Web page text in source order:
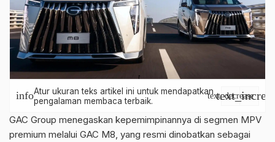
infoAtur ukuran teks artikel ini untuk mendapatkan
pengalaman membaca terbaik.
text_decrease
GAC Group menegaskan kepemimpinannya di segmen MPV
premium melalui GAC M8, yang resmi dinobatkan sebagai